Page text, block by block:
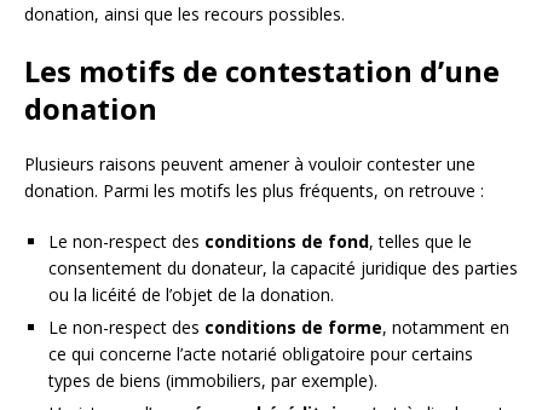
donation, ainsi que les recours possibles.
Les motifs de contestation d’une
donation
Plusieurs raisons peuvent amener à vouloir contester une
donation. Parmi les motifs les plus fréquents, on retrouve :
Le non-respect des conditions de fond, telles que le
consentement du donateur, la capacité juridique des parties
ou la licéité de l’objet de la donation.
Le non-respect des conditions de forme, notamment en
ce qui concerne l’acte notarié obligatoire pour certains
types de biens (immobiliers, par exemple).